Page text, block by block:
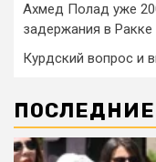
Ахмед Полад уже
задержания в Ракке
Курдский вопрос и